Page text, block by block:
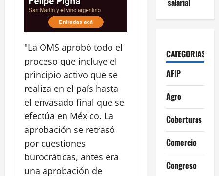
"La OMS aprobó todo el
proceso que incluye el
principio activo que se
realiza en el país hasta
el envasado final que se
efectúa en México. La
aprobación se retrasó
por cuestiones
burocráticas, antes era
una aprobación de
CATEGORIAS
AFIP
Agro
Coberturas
Comercio
Congreso